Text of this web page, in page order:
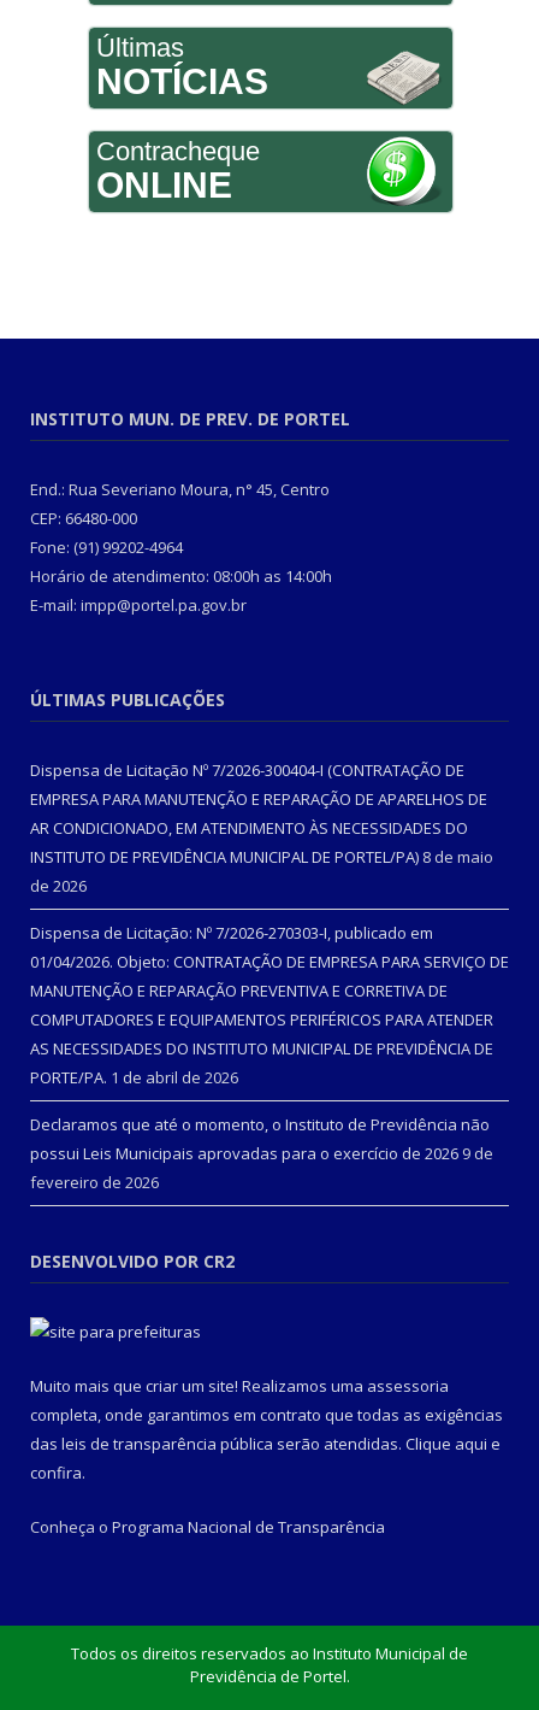
Últimas
NOTÍCIAS
Contracheque
ONLINE
INSTITUTO MUN. DE PREV. DE PORTEL
End.: Rua Severiano Moura, n° 45, Centro
CEP: 66480-000
Fone: (91) 99202-4964
Horário de atendimento: 08:00h as 14:00h
E-mail: impp@portel.pa.gov.br
ÚLTIMAS PUBLICAÇÕES
Dispensa de Licitação Nº 7/2026-300404-I (CONTRATAÇÃO DE
EMPRESA PARA MANUTENÇÃO E REPARAÇÃO DE APARELHOS DE
AR CONDICIONADO, EM ATENDIMENTO ÀS NECESSIDADES DO
INSTITUTO DE PREVIDÊNCIA MUNICIPAL DE PORTEL/PA) 8 de maio
de 2026
Dispensa de Licitação: Nº 7/2026-270303-I, publicado em
01/04/2026. Objeto: CONTRATAÇÃO DE EMPRESA PARA SERVIÇO DE
MANUTENÇÃO E REPARAÇÃO PREVENTIVA E CORRETIVA DE
COMPUTADORES E EQUIPAMENTOS PERIFÉRICOS PARA ATENDER
AS NECESSIDADES DO INSTITUTO MUNICIPAL DE PREVIDÊNCIA DE
PORTE/PA. 1 de abril de 2026
Declaramos que até o momento, o Instituto de Previdência não
possui Leis Municipais aprovadas para o exercício de 2026 9 de
fevereiro de 2026
DESENVOLVIDO POR CR2
Muito mais que criar um site! Realizamos uma assessoria
completa, onde garantimos em contrato que todas as exigências
das leis de transparência pública serão atendidas. Clique aqui e
confira.
Conheça o Programa Nacional de Transparência
Todos os direitos reservados ao Instituto Municipal de
Previdência de Portel.